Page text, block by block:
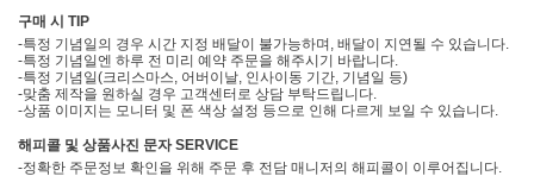
구매 시 TIP
-특정 기념일의 경우 시간 지정 배달이 불가능하며, 배달이 지연될 수 있습니다.
-특정 기념일엔 하루 전 미리 예약 주문을 해주시기 바랍니다.
-특정 기념일(크리스마스, 어버이날, 인사이동 기간, 기념일 등)
-맞춤 제작을 원하실 경우 고객센터로 상담 부탁드립니다.
-상품 이미지는 모니터 및 폰 색상 설정 등으로 인해 다르게 보일 수 있습니다.
해피콜 및 상품사진 문자 SERVICE
-정확한 주문정보 확인을 위해 주문 후 전담 매니저의 해피콜이 이루어집니다.